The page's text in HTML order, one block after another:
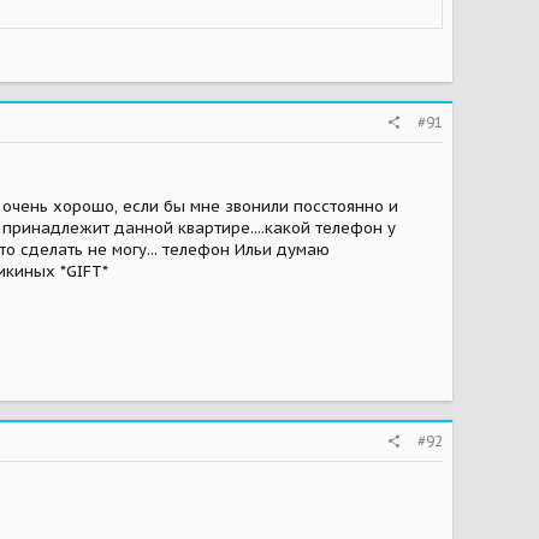
#91
хорошо, если бы мне звонили посстоянно и
данной квартире....какой телефон у
сделать не могу... телефон Ильи думаю
*GIFT*
#92